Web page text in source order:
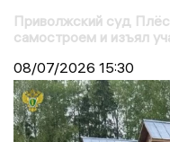
Приволжский суд
самостроем и изъял
08/07/2026 15:30